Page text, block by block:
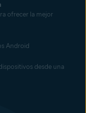
ofrecer la mejor
Android
desde una